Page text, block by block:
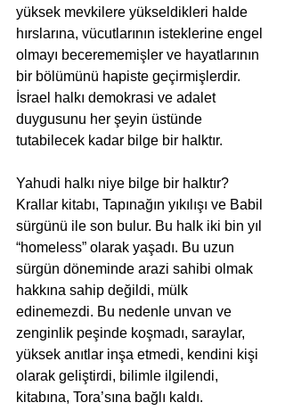
yüksek mevkilere yükseldikleri halde
hırslarına, vücutlarının isteklerine engel
olmayı becerememişler ve hayatlarının
bir bölümünü hapiste geçirmişlerdir.
İsrael halkı demokrasi ve adalet
duygusunu her şeyin üstünde
tutabilecek kadar bilge bir halktır.
Yahudi halkı niye bilge bir halktır?
Krallar kitabı, Tapınağın yıkılışı ve Babil
sürgünü ile son bulur. Bu halk iki bin yıl
“homeless” olarak yaşadı. Bu uzun
sürgün döneminde arazi sahibi olmak
hakkına sahip değildi, mülk
edinemezdi. Bu nedenle unvan ve
zenginlik peşinde koşmadı, saraylar,
yüksek anıtlar inşa etmedi, kendini kişi
olarak geliştirdi, bilimle ilgilendi,
kitabına, Tora’sına bağlı kaldı.